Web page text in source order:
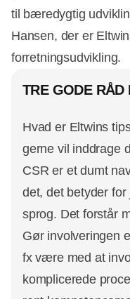
til bæredygtig
Hansen, der er
forretningsudvikling.
TRE GODE RÅD
Hvad er Eltwins
gerne vil inddrage
CSR er et dumt
det, det betyder
sprog. Det forstår
Gør involveringen
fx være med at
komplicerede